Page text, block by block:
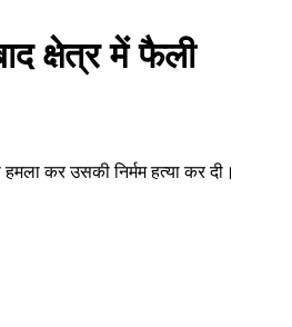
क्षेत्र में फैली
कर उसकी निर्मम हत्या कर दी।